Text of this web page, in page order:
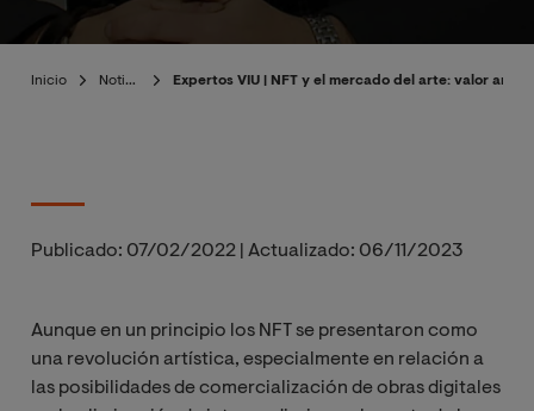
Inicio Noticias Expertos VIU | NFT y el mercado del arte: valor
Publicado: 07/02/2022 Actualizado: 06/11/2023
Aunque en un principio los NFT se presentaron como
una revolución artística, especialmente en relación a
las posibilidades de comercialización de obras digitales